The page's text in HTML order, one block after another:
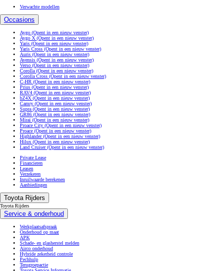
Verwachte modellen
Occasions
Aygo (Opent in een nieuw venster)
Aygo X (Opent in een nieuw venster)
Yaris (Opent in een nieuw venster)
Yaris Cross (Opent in een nieuw venster)
Auris (Opent in een nieuw venster)
Avensis (Opent in een nieuw venster)
Verso (Opent in een nieuw venster)
Corolla (Opent in een nieuw venster)
Corolla Cross (Opent in een nieuw venster)
C-HR (Opent in een nieuw venster)
Prius (Opent in een nieuw venster)
RAV4 (Opent in een nieuw venster)
bZ4X (Opent in een nieuw venster)
Camry (Opent in een nieuw venster)
Supra (Opent in een nieuw venster)
GR86 (Opent in een nieuw venster)
Mirai (Opent in een nieuw venster)
Proace City (Opent in een nieuw venster)
Proace (Opent in een nieuw venster)
Highlander(Opent in een nieuw venster)
Hilux (Opent in een nieuw venster)
Land Cruiser(Opent in een nieuw venster)
Private Lease
Financieren
Leasen
Verzekeren
Inruilwaarde berekenen
Aanbiedingen
Toyota Rijders
Toyota Rijders
Service & onderhoud
Werkplaatsafspraak
Onderhoud op maat
APK
Schade- en glasherstel melden
Airco onderhoud
Hybride zekerheid controle
Pechhulp
Terugroepactie